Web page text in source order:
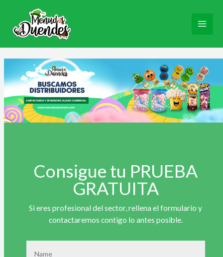
contenido
Consigue tu PRUEBA
GRATUITA
Si eres profesional del sector, rellena el formulario y
contactaremos contigo lo antes posible.